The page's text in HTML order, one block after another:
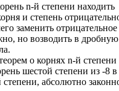
n-й степени находить
и степень
заменить
но возводить в дробную
о корнях n-й степени
шестой степени из -8 в
абсолютно